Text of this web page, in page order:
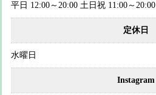
平日 12:00～20:00 土日祝 11:00～20:00
定休日
水曜日
Instagram